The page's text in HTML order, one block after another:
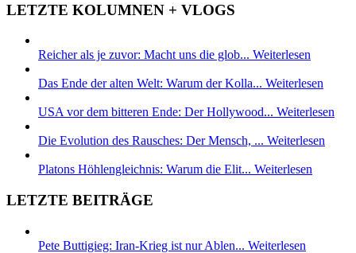
LETZTE KOLUMNEN + VLOGS
Reicher als je zuvor: Macht uns die glob... Weiterlesen
Das Ende der alten Welt: Warum der Kolla... Weiterlesen
USA vor dem bitteren Ende: Der Hollywood... Weiterlesen
Die Evolution des Rausches: Der Mensch, ... Weiterlesen
Platons Höhlengleichnis: Warum die Elit... Weiterlesen
LETZTE BEITRÄGE
Pete Buttigieg: Iran-Krieg ist nur Ablen... Weiterlesen